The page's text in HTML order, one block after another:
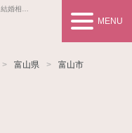
結婚相談所事業者情報や婚活お見合いの悩み、対策を紹介します。
MENU
富山県 富山市